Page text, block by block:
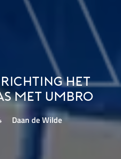
het
met Umbro
Daan de Wilde